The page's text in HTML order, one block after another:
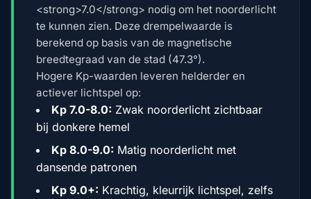
<strong>7.0</strong> nodig om het noorderlicht
te kunnen zien. Deze drempelwaarde is
berekend op basis van de magnetische
breedtegraad van de stad (47.3°).
Hogere Kp-waarden leveren helderder en
actiever lichtspel op:
Kp 7.0-8.0: Zwak noorderlicht zichtbaar
bij donkere hemel
Kp 8.0-9.0: Matig noorderlicht met
dansende patronen
Kp 9.0+: Krachtig, kleurrijk lichtspel, zelfs